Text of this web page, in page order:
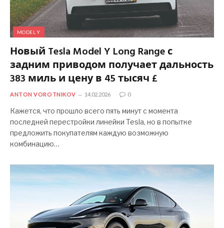
MODEL Y
Новый Tesla Model Y Long Range с
задним приводом получает дальность
383 миль и цену в 45 тысяч £
ANTON VOROTNIKOV 14.02.2026 0
Кажется, что прошло всего пять минут с момента
последней перестройки линейки Tesla, но в попытке
предложить покупателям каждую возможную
комбинацию…